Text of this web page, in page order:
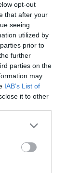
opt-out
that after your
seeing
utilized by
prior to
further
parties on the
may
IAB’s List of
it to other
encontrarse
6,70 € PVP
preferida
de actualidad.